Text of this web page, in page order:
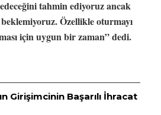
tahmin ediyoruz ancak
Özellikle oturmayı
için uygun bir zaman” dedi.
Girişimcinin Başarılı İhracat